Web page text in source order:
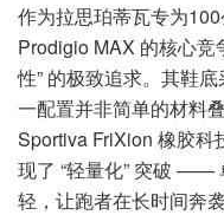
作为拉思珀蒂瓦专为
Prodigio MAX 的核心竞
性” 的极致追求。其鞋
一配置并非简单的材料
Sportiva FriXion 橡胶科
现了 “轻量化” 突破 ——
轻，让跑者在长时间奔